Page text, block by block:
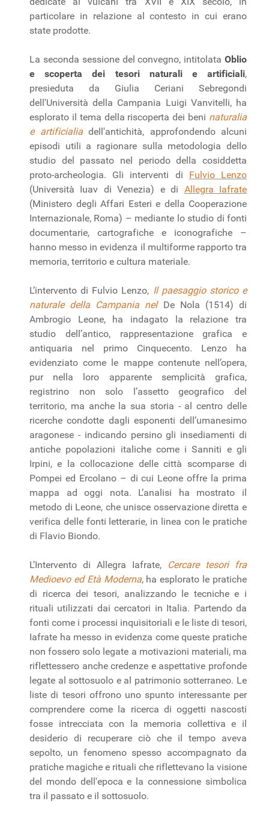
particolare in relazione al contesto in cui erano
state prodotte.
La seconda sessione del convegno, intitolata Oblio
e scoperta dei tesori naturali e artificiali,
presieduta da Giulia Ceriani Sebregondi
dell'Università della Campania Luigi Vanvitelli, ha
esplorato il tema della riscoperta dei beni naturalia
e artificialiadell'antichità, approfondendo alcuni
episodi utili a ragionare sulla metodologia dello
studio del passato nel periodo della cosiddetta
proto-archeologia. Gli interventi di Fulvio Lenzo
(Università Iuav di Venezia) e di Allegra Iafrate
(Ministero degli Affari Esteri e della Cooperazione
Internazionale, Roma) – mediante lo studio di fonti
documentarie, cartografiche e iconografiche –
hanno messo in evidenza il multiforme rapporto tra
memoria, territorio e cultura materiale.
L’intervento di Fulvio Lenzo, Il paesaggio storico e
naturale della Campania nelDe Nola (1514) di
Ambrogio Leone, ha indagato la relazione tra
studio dell’antico, rappresentazione grafica e
antiquaria nel primo Cinquecento. Lenzo ha
evidenziato come le mappe contenute nell’opera,
pur nella loro apparente semplicità grafica,
registrino non solo l’assetto geografico del
territorio, ma anche la sua storia - al centro delle
ricerche condotte dagli esponenti dell’umanesimo
aragonese - indicando persino gli insediamenti di
antiche popolazioni italiche come i Sanniti e gli
Irpini, e la collocazione delle città scomparse di
Pompei ed Ercolano – di cui Leone offre la prima
mappa ad oggi nota. L’analisi ha mostrato il
metodo di Leone, che unisce osservazione diretta e
verifica delle fonti letterarie, in linea con le pratiche
di Flavio Biondo.
L’Intervento di Allegra Iafrate,
Cercare tesori fra
Medioevo ed Età Moderna, ha esplorato le pratiche
di ricerca dei tesori, analizzando le tecniche e i
rituali utilizzati dai cercatori in Italia. Partendo da
fonti come i processi inquisitoriali e le liste di tesori,
Iafrate ha messo in evidenza come queste pratiche
non fossero solo legate a motivazioni materiali, ma
riflettessero anche credenze e aspettative profonde
legate al sottosuolo e al patrimonio sotterraneo. Le
liste di tesori offrono uno spunto interessante per
comprendere come la ricerca di oggetti nascosti
fosse intrecciata con la memoria collettiva e il
desiderio di recuperare ciò che il tempo aveva
sepolto, un fenomeno spesso accompagnato da
pratiche magiche e rituali che riflettevano la visione
del mondo dell'epoca e la connessione simbolica
tra il passato e il sottosuolo.